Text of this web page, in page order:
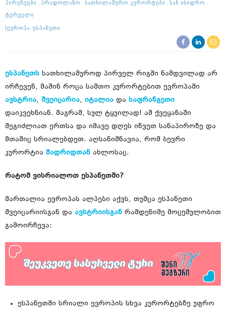
Პირენეები Პრადოლანო Სათხილამურო Კურორტები Სან Ისიდრო
Ტერუელი
Ევროპა Ესპანეთი
ესპანეთს სათხილამუროდ პირველ რიგში ნამდვილად არ
ირჩევენ, მაშინ როცა სამთო კურორტებით ევროპაში
ავსტრია, შვეიცარია, იტალია და საფრანგეთი
დაიკვეხნიან. მაგრამ, სულ ტყუილად! ამ ქვეყანაში
შეგიძლიათ ერთსა და იმავე დღეს იწვეთ სანაპიროზე და
მთაშიც სრიალებდეთ. აღსანიშნავია, რომ ბევრი
კურორტია მადრიდთან ახლოსაც.
რატომ ვისრიალოთ ესპანეთში?
მართალია ევროპას ალპები აქვს, თუმცა ესპანეთი
შვეიცარიისგან და ავსტრიისგან რამდენიმე მოცემულობით
გამოირჩევა:
ესპანეთში სრიალი ევროპის სხვა კურორტებზე უფრო